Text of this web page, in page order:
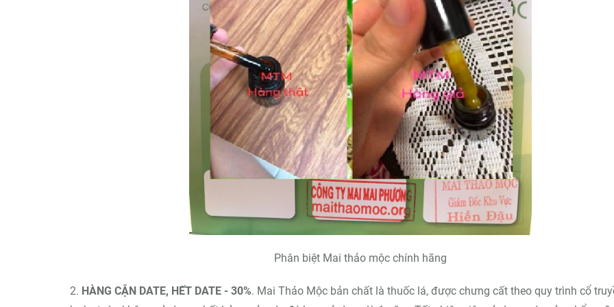
Phân biệt Mai thảo mộc chính hãng
2. HÀNG CẬN DATE, HẾT DATE - 30%. Mai Thảo Mộc bản chất là thuốc lá, được chưng cất theo quy trình cổ